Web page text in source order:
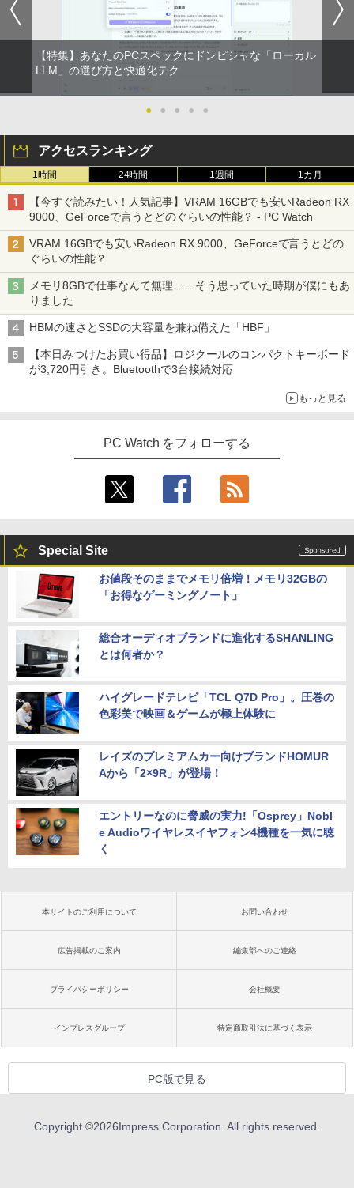
￥49,980
【全品最大2500円OFFクーポン】【第8
世代 i7 高性能ビジネス PC】 Core i7 第
き Win11 メモリ16GB/32GB SSD256G
コン pc デスクトップPC 本体
￥41,999
【公式限定2年保証】 モニター 23インチ
フルhd 高画質 100Hz VA ノングレア 非
光沢 スピーカー内蔵 3年保証 ディスプレ
イ パソコンモニター PCモニター フルハ
イビジョン 21インチ 液晶モニター アイ
￥16,820
￥3,480
【特集】あなたのPCスペックにドンピシャな「ローカル
LLM」の選び方と快適化テク
● ● ● ● ●
アクセスランキング
1時間 24時間 1週間 1カ月
【今すぐ読みたい！人気記事】VRAM 16GBでも安いRadeon RX
9000、GeForceで言うとどのぐらいの性能？ - PC Watch
VRAM 16GBでも安いRadeon RX 9000、GeForceで言うとどの
ぐらいの性能？
メモリ8GBで仕事なんて無理……そう思っていた時期が僕にもあ
りました
HBMの速さとSSDの大容量を兼ね備えた「HBF」
【本日みつけたお買い得品】ロジクールのコンパクトキーボード
が3,720円引き。Bluetoothで3台接続対応
もっと見る
PC Watch をフォローする
Special Site
お値段そのままでメモリ倍増！メモリ32GBの
「お得なゲーミングノート」
総合オーディオブランドに進化するSHANLING
とは何者か？
ハイグレードテレビ「TCL Q7D Pro」。圧巻の
色彩美で映画＆ゲームが極上体験に
レイズのプレミアムカー向けブランドHOMUR
Aから「2×9R」が登場！
エントリーなのに脅威の実力!「Osprey」Nobl
e Audioワイヤレスイヤフォン4機種を一気に聴
く
本サイトのご利用について お問い合わせ
広告掲載のご案内 編集部へのご連絡
プライバシーポリシー 会社概要
インプレスグループ 特定商取引法に基づく表示
PC版で見る
Copyright ©2026Impress Corporation. All rights reserved.